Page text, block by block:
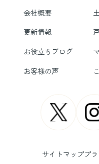
会社概要
更新情報
お役立ちブログ
お客様の声
サイトマッププ